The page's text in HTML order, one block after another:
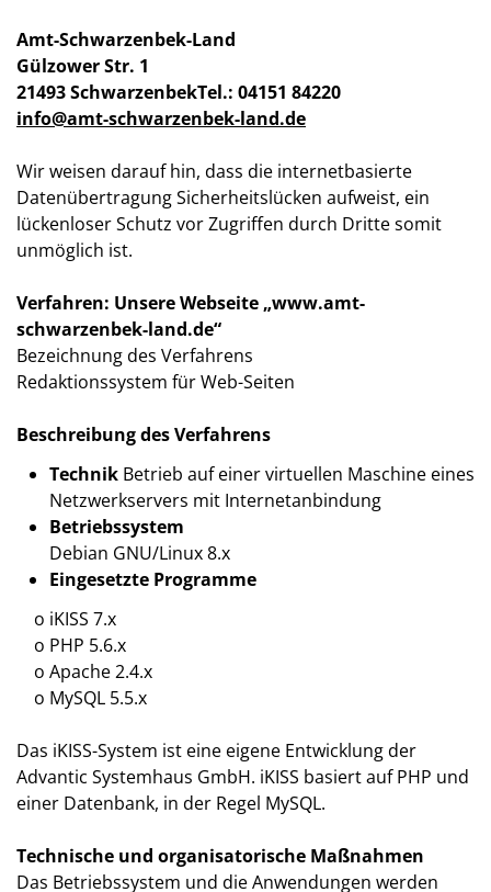
Amt-Schwarzenbek-Land
Gülzower Str. 1
21493 SchwarzenbekTel.: 04151 84220
info@amt-schwarzenbek-land.de
Wir weisen darauf hin, dass die internetbasierte
Datenübertragung Sicherheitslücken aufweist, ein
lückenloser Schutz vor Zugriffen durch Dritte somit
unmöglich ist.
Verfahren: Unsere Webseite „www.amt-
schwarzenbek-land.de“
Bezeichnung des Verfahrens
Redaktionssystem für Web-Seiten
Beschreibung des Verfahrens
Technik Betrieb auf einer virtuellen Maschine eines
Netzwerkservers mit Internetanbindung
Betriebssystem
Debian GNU/Linux 8.x
Eingesetzte Programme
o iKISS 7.x
o PHP 5.6.x
o Apache 2.4.x
o MySQL 5.5.x
Das iKISS-System ist eine eigene Entwicklung der
Advantic Systemhaus GmbH. iKISS basiert auf PHP und
einer Datenbank, in der Regel MySQL.
Technische und organisatorische Maßnahmen
Das Betriebssystem und die Anwendungen werden